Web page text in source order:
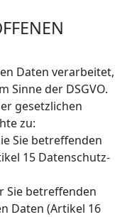
Daten verarbeitet,
Sinne der DSGVO.
gesetzlichen
zu:
Sie betreffenden
15 Datenschutz-
Sie betreffenden
Daten (Artikel 16